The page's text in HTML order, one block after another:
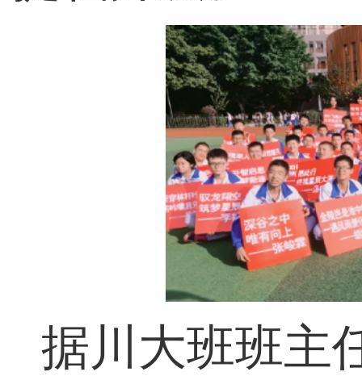
据川大班班主